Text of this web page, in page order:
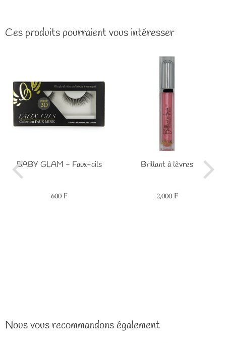
Ces produits pourraient vous intéresser
BABY GLAM - Faux-cils
Prix
600 F600
Brillant à lèvres
Prix
2,000 F2,000
Nous vous recommandons également